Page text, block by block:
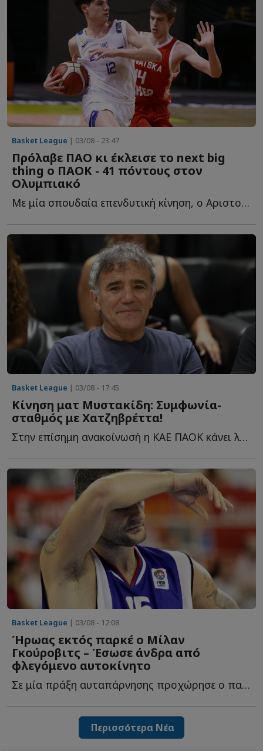
Basket League | 03/08 - 23:47
Πρόλαβε ΠΑΟ κι έκλεισε το next big
thing ο ΠΑΟΚ - 41 πόντους στον
Ολυμπιακό
Με μία σπουδαία επενδυτική κίνηση, ο Αριστοτέλης Μυστακίδης κ...
Basket League | 03/08 - 17:45
Κίνηση ματ Μυστακίδη: Συμφωνία-
σταθμός με Χατζηβρέττα!
Στην επίσημη ανακοίνωσή η ΚΑΕ ΠΑΟΚ κάνει λόγο για μία σ...
Basket League | 03/08 - 12:08
Ήρωας εκτός παρκέ ο Μίλαν
Γκούροβιτς – Έσωσε άνδρα από
φλεγόμενο αυτοκίνητο
Σε μία πράξη αυταπάρνησης προχώρησε ο παλαίμαχος άσος τ...
Περισσότερα Νέα